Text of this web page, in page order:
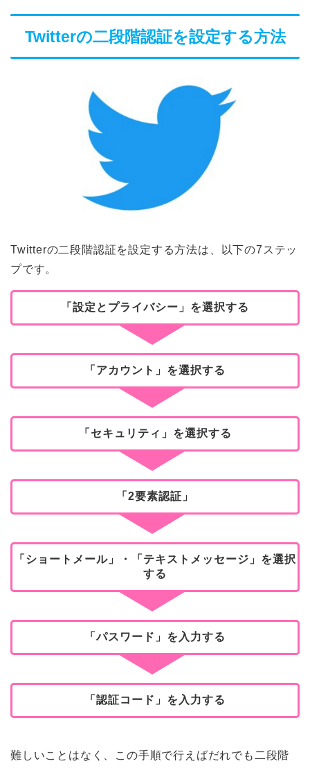
Twitterの二段階認証を設定する方法
Twitterの二段階認証を設定する方法は、以下の7ステッ
プです。
「設定とプライバシー」を選択する
「アカウント」を選択する
「セキュリティ」を選択する
「2要素認証」
「ショートメール」・「テキストメッセージ」を選択
する
「パスワード」を入力する
「認証コード」を入力する
難しいことはなく、この手順で行えばだれでも二段階